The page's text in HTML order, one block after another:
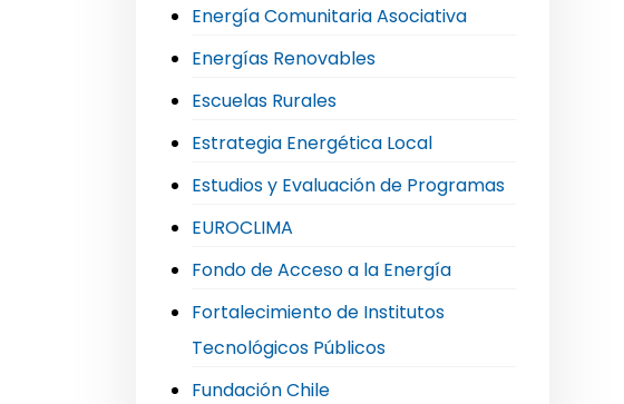
Energía Comunitaria Asociativa
Energías Renovables
Escuelas Rurales
Estrategia Energética Local
Estudios y Evaluación de Programas
EUROCLIMA
Fondo de Acceso a la Energía
Fortalecimiento de Institutos
Tecnológicos Públicos
Fundación Chile